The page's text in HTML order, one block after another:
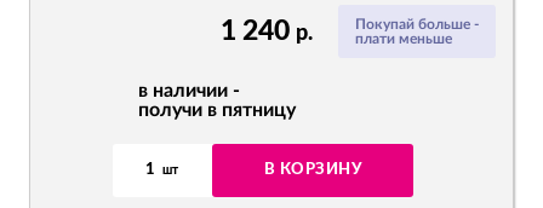
Покупай больше -
плати меньше
1 240 р.
в наличии -
получи в пятницу
1 шт В КОРЗИНУ